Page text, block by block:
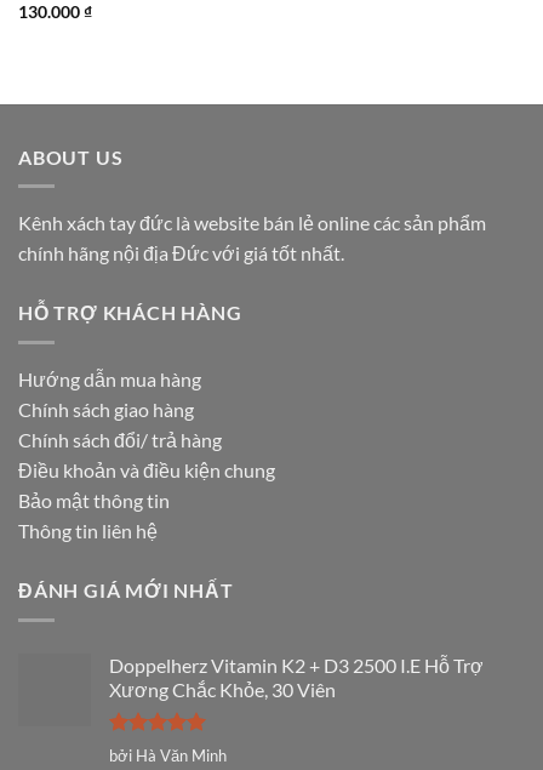
Được
130.000₫
ABOUT US
Kênh xách tay đức là website bán lẻ online các sản phẩm
chính hãng nội địa Đức với giá tốt nhất.
HỖ TRỢ KHÁCH HÀNG
Hướng dẫn mua hàng
Chính sách giao hàng
Chính sách đổi/ trả hàng
Điều khoản và điều kiện chung
Bảo mật thông tin
Thông tin liên hệ
ĐÁNH GIÁ MỚI NHẤT
Doppelherz Vitamin K2 + D3 2500 I.E Hỗ Trợ
Xương Chắc Khỏe, 30 Viên
Được xếp
bởi Hà Văn Minh